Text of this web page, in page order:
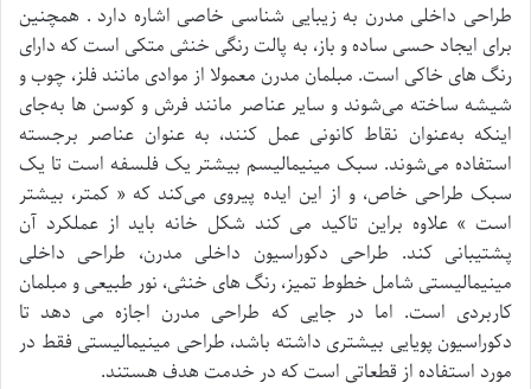
طراحی داخلی مدرن به زیبایی شناسی خاصی اشاره دارد . همچنین
برای ایجاد حسی ساده و باز، به پالت رنگی خنثی متکی است که دارای
رنگ های خاکی است. مبلمان مدرن معمولا از موادی مانند فلز، چوب و
شیشه ساخته می‌شوند و سایر عناصر مانند فرش و کوسن ها به‌جای
اینکه به‌عنوان نقاط کانونی عمل کنند، به عنوان عناصر برجسته
استفاده می‌شوند. سبک مینیمالیسم بیشتر یک فلسفه است تا یک
سبک طراحی خاص، و از این ایده پیروی می‌کند که « کمتر، بیشتر
است » علاوه براین تاکید می کند شکل خانه باید از عملکرد آن
پشتیبانی کند. طراحی دکوراسیون داخلی مدرن، طراحی داخلی
مینیمالیستی شامل خطوط تمیز، رنگ های خنثی، نور طبیعی و مبلمان
کاربردی است. اما در جایی که طراحی مدرن اجازه می دهد تا
دکوراسیون پویایی بیشتری داشته باشد، طراحی مینیمالیستی فقط در
مورد استفاده از قطعاتی است که در خدمت هدف هستند.